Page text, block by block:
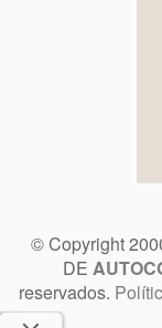
© Copyright
DE
reservados.